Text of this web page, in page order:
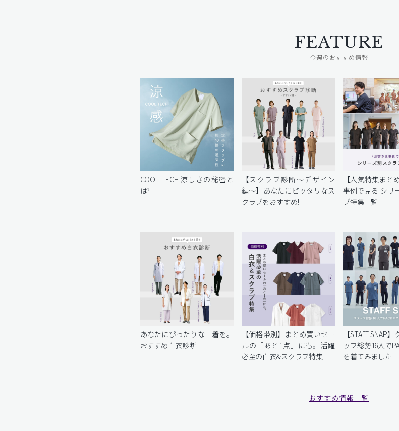
FEATURE
今週のおすすめ情報
COOL TECH 涼しさの秘密と
は?
【スクラブ診断〜デザイン
編〜】あなたにピッタリなス
クラブをおすすめ!
【人気特集まと
事例で見る シリ
ブ特集一覧
あなたにぴったりな一着を。
おすすめ白衣診断
【価格帯別】まとめ買いセー
ルの「あと1点」にも。活躍
必至の白衣&スクラブ特集
【STAFF SNAP
ッフ総勢16人で
を着てみました
おすすめ情報一覧